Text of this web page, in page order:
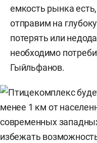
емкость рынка
отправим на
потерять или
необходимо
Гыйльфанов.